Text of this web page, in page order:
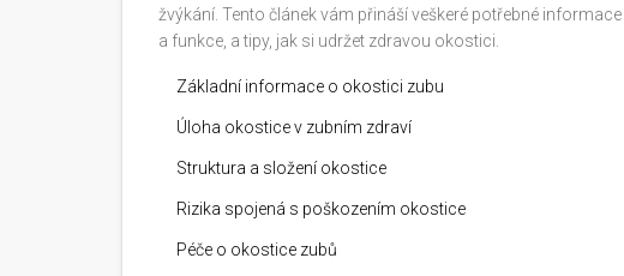
žvýkání. Tento článek vám přináší veškeré potřebné
a funkce, a tipy, jak si udržet zdravou okostici.
Základní informace o okostici zubu
Úloha okostice v zubním zdraví
Struktura a složení okostice
Rizika spojená s poškozením okostice
Péče o okostice zubů